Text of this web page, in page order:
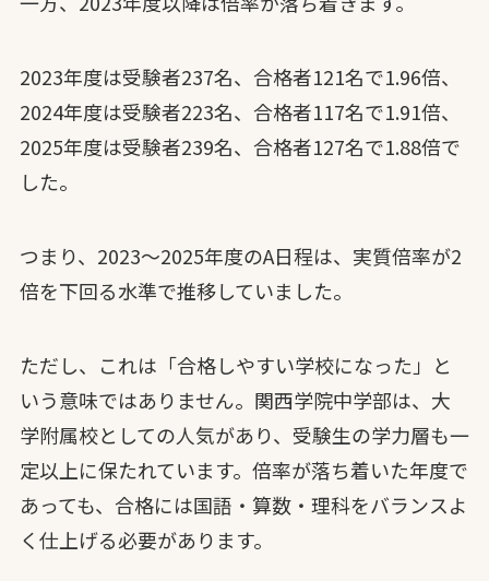
2023年度は受験者237名、合格者121名で1.96倍、
2024年度は受験者223名、合格者117名で1.91倍、
2025年度は受験者239名、合格者127名で1.88倍で
した。
つまり、2023〜2025年度のA日程は、実質倍率が2
倍を下回る水準で推移していました。
ただし、これは「合格しやすい学校になった」と
いう意味ではありません。関西学院中学部は、大
学附属校としての人気があり、受験生の学力層も一
定以上に保たれています。倍率が落ち着いた年度で
あっても、合格には国語・算数・理科をバランスよ
く仕上げる必要があります。